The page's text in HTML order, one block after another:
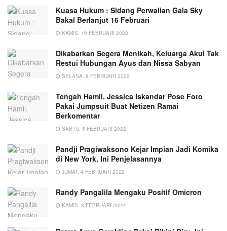
Kuasa Hukum : Sidang Perwalian Gala Sky
Bakal Berlanjut 16 Februari
KAMIS, 10 FEBRUARI 2022
Dikabarkan Segera Menikah, Keluarga Akui Tak
Restui Hubungan Ayus dan Nissa Sabyan
SELASA, 8 FEBRUARI 2022
Tengah Hamil, Jessica Iskandar Pose Foto
Pakai Jumpsuit Buat Netizen Ramai
Berkomentar
SABTU, 5 FEBRUARI 2022
Pandji Pragiwaksono Kejar Impian Jadi Komika
di New York, Ini Penjelasannya
JUMAT, 4 FEBRUARI 2022
Randy Pangalila Mengaku Positif Omicron
KAMIS, 3 FEBRUARI 2022